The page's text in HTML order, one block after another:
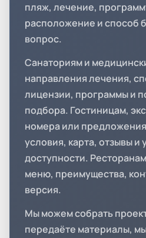
пляж, лечение,
расположение и способ
вопрос.
Санаториям и
направления лечения,
лицензии, программы и
подбора. Гостиницам,
номера или
условия, карта, отзывы и
доступности.
меню, преимущества,
версия.
Мы можем собрать
передаёте материалы,